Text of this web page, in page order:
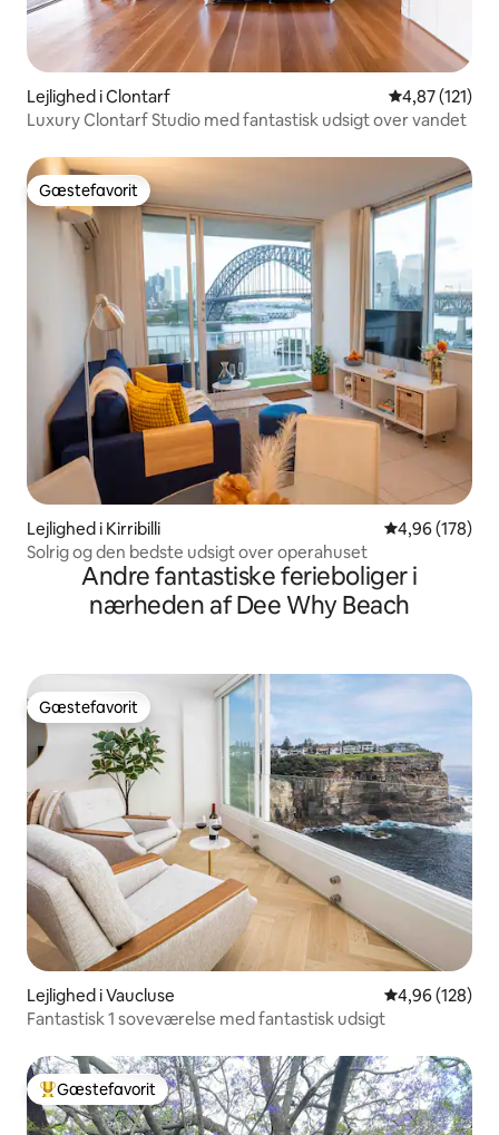
Lejlighed i Clontarf 4,87 ud af 5 i
4,87 (121)
Luxury Clontarf Studio med fantastisk udsigt over vandet
Gæstefavorit
Gæstefavorit
Lejlighed i Kirribilli 4,96 ud af 5 i
4,96 (178)
Solrig og den bedste udsigt over operahuset
Andre fantastiske ferieboliger i
nærheden af Dee Why Beach
Gæstefavorit
Gæstefavorit
Lejlighed i Vaucluse 4,96 ud af 5 i
4,96 (128)
Fantastisk 1 soveværelse med fantastisk udsigt
Bedste gæstefavorit
Gæstefavorit